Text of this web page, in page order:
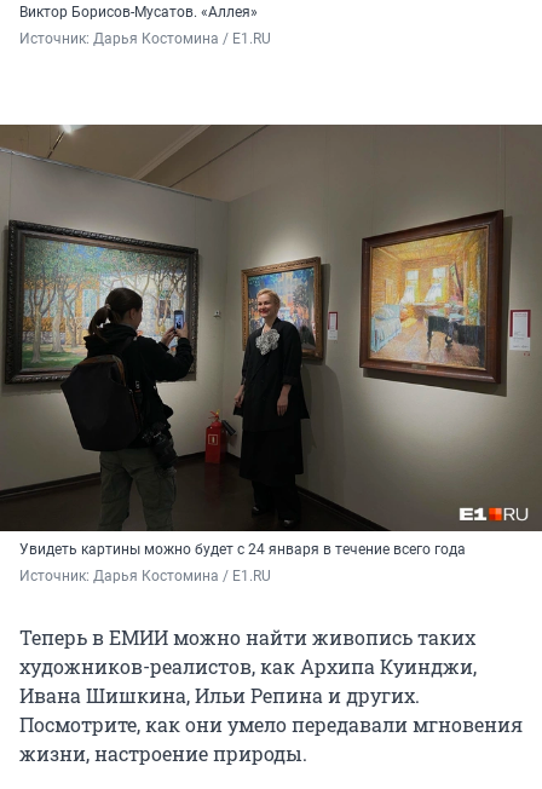
Виктор Борисов-Мусатов. «Аллея»
Источник: Дарья Костомина / E1.RU
Увидеть картины можно будет с 24 января в течение всего года
Источник: Дарья Костомина / E1.RU
Теперь в ЕМИИ можно найти живопись таких
художников-реалистов, как Архипа Куинджи,
Ивана Шишкина, Ильи Репина и других.
Посмотрите, как они умело передавали мгновения
жизни, настроение природы.